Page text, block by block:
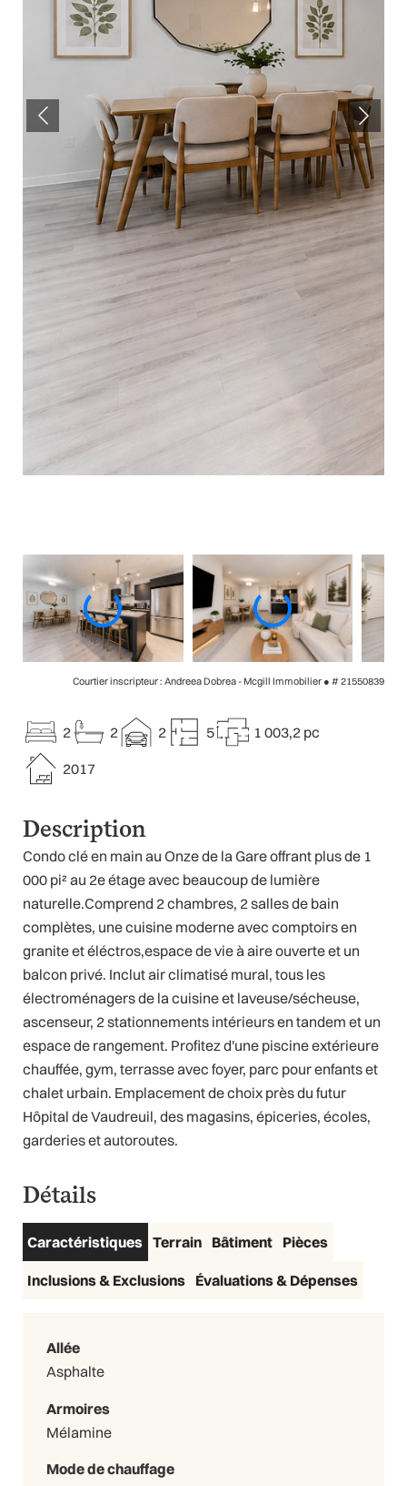
Courtier inscripteur : Andreea Dobrea - Mcgill Immobilier ● # 21550839
2 2 2 5
1 003,2 pc
2017
Description
Condo clé en main au Onze de la Gare offrant plus de 1
000 pi² au 2e étage avec beaucoup de lumière
naturelle.Comprend 2 chambres, 2 salles de bain
complètes, une cuisine moderne avec comptoirs en
granite et éléctros,espace de vie à aire ouverte et un
balcon privé. Inclut air climatisé mural, tous les
électroménagers de la cuisine et laveuse/sécheuse,
ascenseur, 2 stationnements intérieurs en tandem et un
espace de rangement. Profitez d'une piscine extérieure
chauffée, gym, terrasse avec foyer, parc pour enfants et
chalet urbain. Emplacement de choix près du futur
Hôpital de Vaudreuil, des magasins, épiceries, écoles,
garderies et autoroutes.
Détails
Caractéristiques Terrain Bâtiment Pièces
Inclusions & Exclusions Évaluations & Dépenses
Allée
Asphalte
Armoires
Mélamine
Mode de chauffage